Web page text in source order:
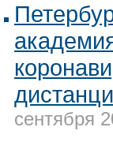
сентября